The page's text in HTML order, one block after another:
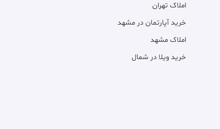
املاک تهران
خرید آپارتمان در مشهد
املاک مشهد
خرید ویلا در شمال